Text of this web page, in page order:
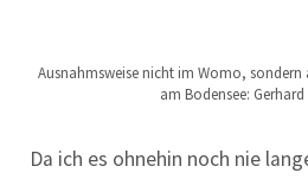
Ausnahmsweise nicht im Womo,
am Bodensee:
Da ich es ohnehin noch nie